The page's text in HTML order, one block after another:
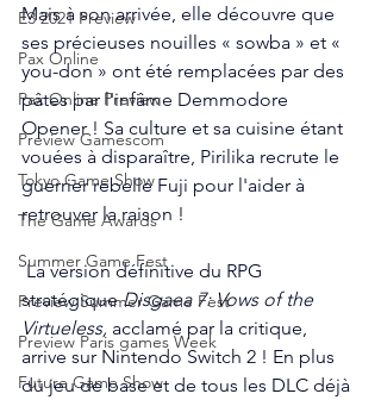
E3 2021 Preview
Pax Online
Pax Online Preview
Preview Gamescom
Tokyo Game Show
The Game Awards
Summer Game Fest
Preview Summer Game Fest
Preview Paris games Week
Future Game Show
Mais à son arrivée, elle découvre que
ses précieuses nouilles « sowba » et «
you-don » ont été remplacées par des
pâtes par l'infâme Demmodore
Opener ! Sa culture et sa cuisine étant
vouées à disparaître, Pirilika recrute le
guerrier rebelle Fuji pour l'aider à
retrouver la raison !
La version définitive du RPG
stratégique Disgaea 7: Vows of the
Virtueless, acclamé par la critique,
arrive sur Nintendo Switch 2 ! En plus
du jeu de base et de tous les DLC déjà